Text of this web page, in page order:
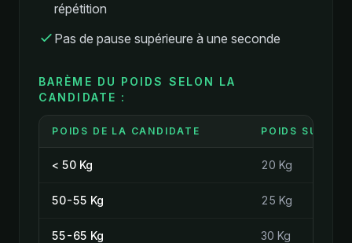
répétition
Pas de pause supérieure à une seconde
BARÈME DU POIDS SELON LA
CANDIDATE :
POIDS DE LA CANDIDATE POIDS SUR
< 50 Kg 20 Kg
50-55 Kg 25 Kg
55-65 Kg 30 Kg